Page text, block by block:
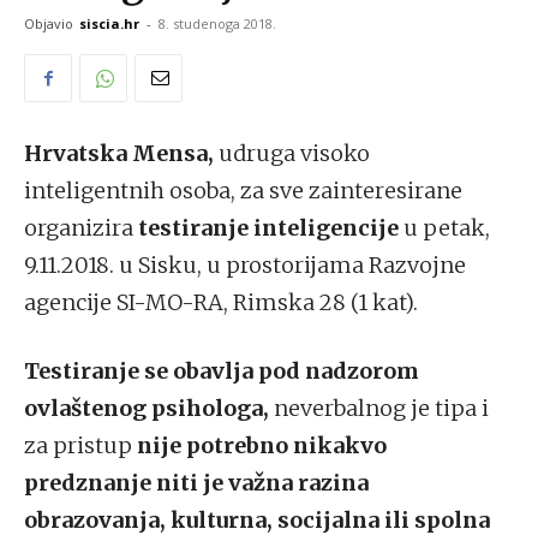
Objavio siscia.hr - 8. studenoga 2018.
Hrvatska Mensa, udruga visoko
inteligentnih osoba, za sve zainteresirane
organizira testiranje inteligencije u petak,
9.11.2018. u Sisku, u prostorijama Razvojne
agencije SI-MO-RA, Rimska 28 (1 kat).
Testiranje se obavlja pod nadzorom
ovlaštenog psihologa, neverbalnog je tipa i
za pristup nije potrebno nikakvo
predznanje niti je važna razina
obrazovanja, kulturna, socijalna ili spolna